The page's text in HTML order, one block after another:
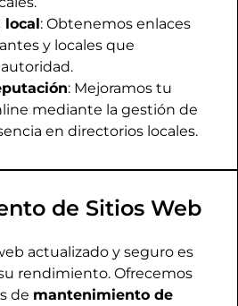
local: Obtenemos enlaces
y locales que
: Mejoramos tu
mediante la gestión de
en directorios locales.
de Sitios Web
actualizado y seguro es
rendimiento. Ofrecemos
de mantenimiento de